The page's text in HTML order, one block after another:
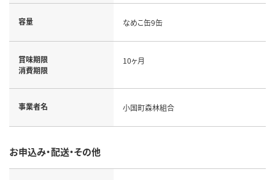
容量 なめこ缶9缶
賞味期限
消費期限
10ヶ月
事業者名 小国町森林組合
お申込み・配送・その他